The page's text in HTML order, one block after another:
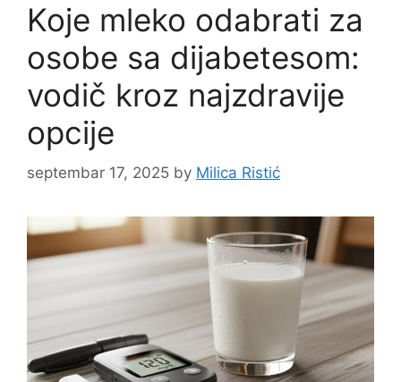
Koje mleko odabrati za
osobe sa dijabetesom:
vodič kroz najzdravije
opcije
septembar 17, 2025 by Milica Ristić